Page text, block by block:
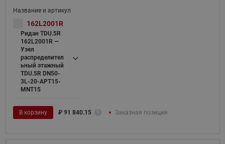
162L2001R
Ридан TDU.5R
162L2001R —
Узел
распределител
ьный этажный
TDU.5R DN50-
3L-20-APT15-
MNT15
В корзину ₽ 91 840.15 Заказная позиция